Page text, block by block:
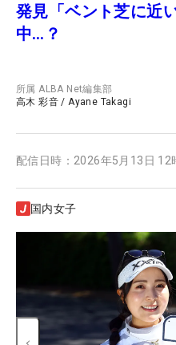
発見「ベント芝に近
中…？
所属ALBA Net編集部
高木 彩音 /Ayane Takagi
配信日時： 2026年5月13日 12
国内女子